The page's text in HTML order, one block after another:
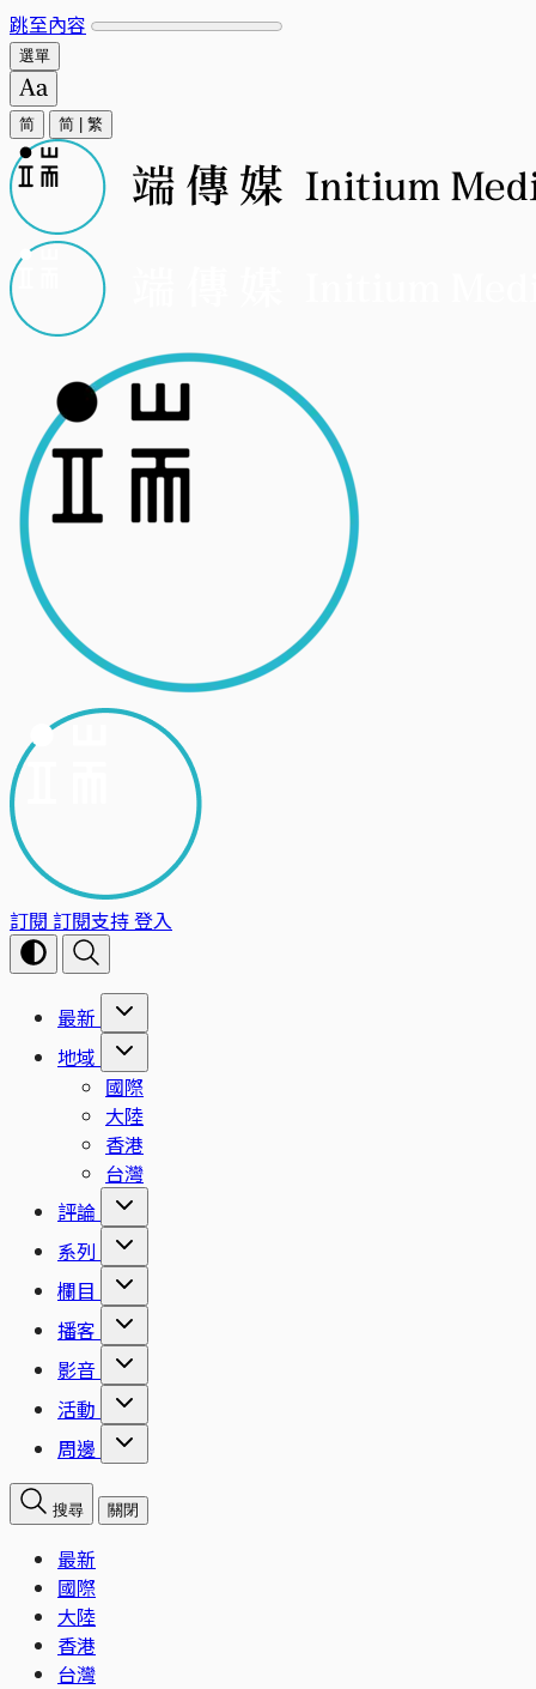
跳至內容
選單
简 简 繁
訂閱 訂閱支持登入
最新
地域
國際
大陸
香港
台灣
評論
系列
欄目
播客
影音
活動
周邊
搜尋 關閉
最新
國際
大陸
香港
台灣